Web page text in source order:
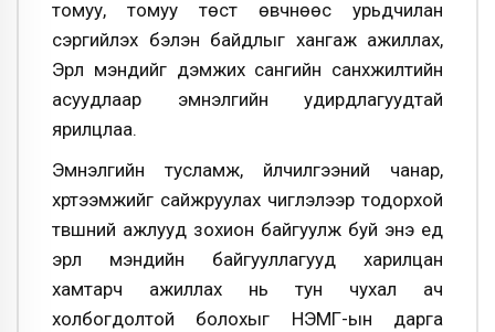
томуу, томуу төст өвчнөөс урьдчилан
сэргийлэх бэлэн байдлыг хангаж ажиллах,
Эрүүл мэндийг дэмжих сангийн санхүүжилтийн
асуудлаар эмнэлгийн удирдлагуудтай
ярилцлаа.
Эмнэлгийн тусламж, үйлчилгээний чанар,
хүртээмжийг сайжруулах чиглэлээр тодорхой
түвшний ажлууд зохион байгуулж буй энэ үед
эрүүл мэндийн байгууллагууд харилцан
хамтарч ажиллах нь тун чухал ач
холбогдолтой болохыг НЭМГ-ын дарга